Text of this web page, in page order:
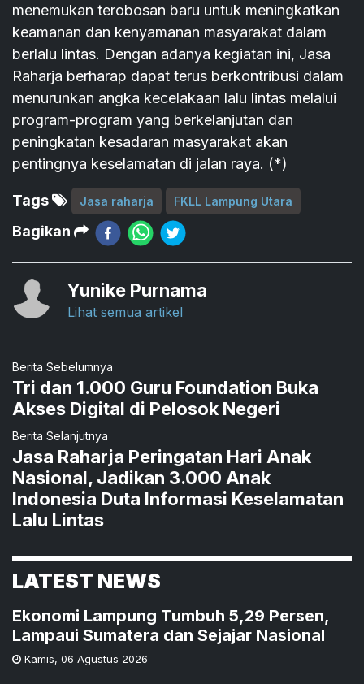
menemukan terobosan baru untuk meningkatkan
keamanan dan kenyamanan masyarakat dalam
berlalu lintas. Dengan adanya kegiatan ini, Jasa
Raharja berharap dapat terus berkontribusi dalam
menurunkan angka kecelakaan lalu lintas melalui
program-program yang berkelanjutan dan
peningkatan kesadaran masyarakat akan
pentingnya keselamatan di jalan raya. (*)
Tags Jasa raharja FKLL Lampung Utara
Bagikan
Yunike Purnama
Lihat semua artikel
Berita Sebelumnya
Tri dan 1.000 Guru Foundation Buka
Akses Digital di Pelosok Negeri
Berita Selanjutnya
Jasa Raharja Peringatan Hari Anak
Nasional, Jadikan 3.000 Anak
Indonesia Duta Informasi Keselamatan
Lalu Lintas
LATEST NEWS
Ekonomi Lampung Tumbuh 5,29 Persen,
Lampaui Sumatera dan Sejajar Nasional
Kamis, 06 Agustus 2026